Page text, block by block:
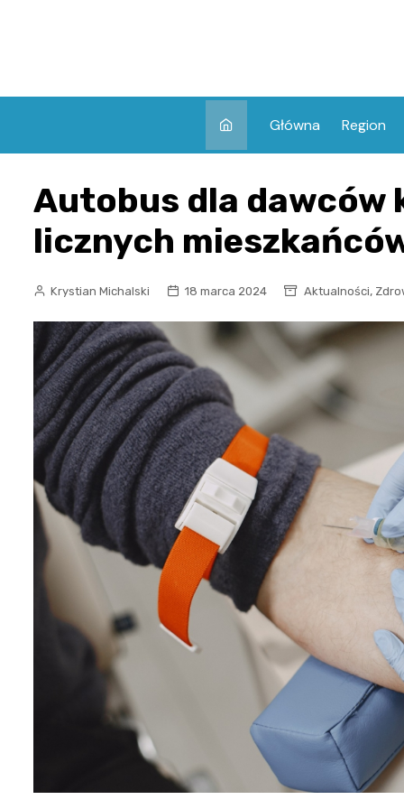
Główna Region
Autobus dla dawców
licznych
Krystian Michalski 18 marca 2024 Aktualności,